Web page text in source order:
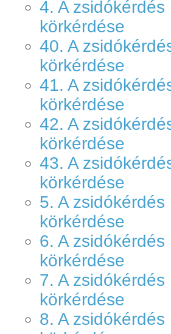
4. A
körkérdése
40. A
körkérdése
41. A
körkérdése
42. A
körkérdése
43. A
körkérdése
5. A
körkérdése
6. A
körkérdése
7. A
körkérdése
8. A